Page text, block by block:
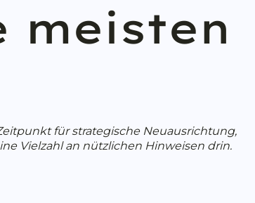
meisten
für strategische Neuausrichtung,
Vielzahl an nützlichen Hinweisen drin.